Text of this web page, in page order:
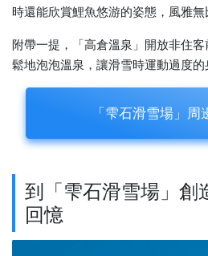
時還能欣賞鯉魚悠游的姿態，風雅無
附帶一提，「高倉溫泉」開放非住
鬆地泡泡溫泉，讓滑雪時運動過度的
「雫石滑雪場」周
到「雫石滑雪場」創
回憶